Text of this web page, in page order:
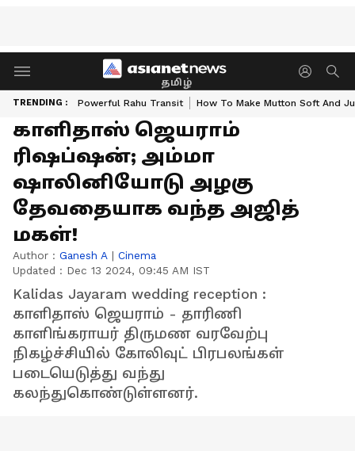
தமிழ்
TRENDING : Powerful Rahu Transit How To Make Mutton Soft And
காளிதாஸ் ஜெயராம்
ரிஷப்ஷன்; அம்மா
ஷாலினியோடு அழகு
தேவதையாக வந்த அஜித்
மகள்!
Author : Ganesh A | Cinema
Updated : Dec 13 2024, 09:45 AM IST
Kalidas Jayaram wedding reception :
காளிதாஸ் ஜெயராம் - தாரிணி
காளிங்கராயர் திருமண வரவேற்பு
நிகழ்ச்சியில் கோலிவுட் பிரபலங்கள்
படையெடுத்து வந்து
கலந்துகொண்டுள்ளனர்.